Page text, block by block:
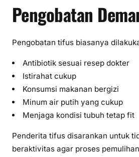
Pengobatan
Pengobatan tifus biasanya
Antibiotik sesuai resep dokter
Istirahat cukup
Konsumsi makanan bergizi
Minum air putih yang cukup
Menjaga kondisi tubuh tetap fit
Penderita tifus disarankan untuk
beraktivitas agar proses